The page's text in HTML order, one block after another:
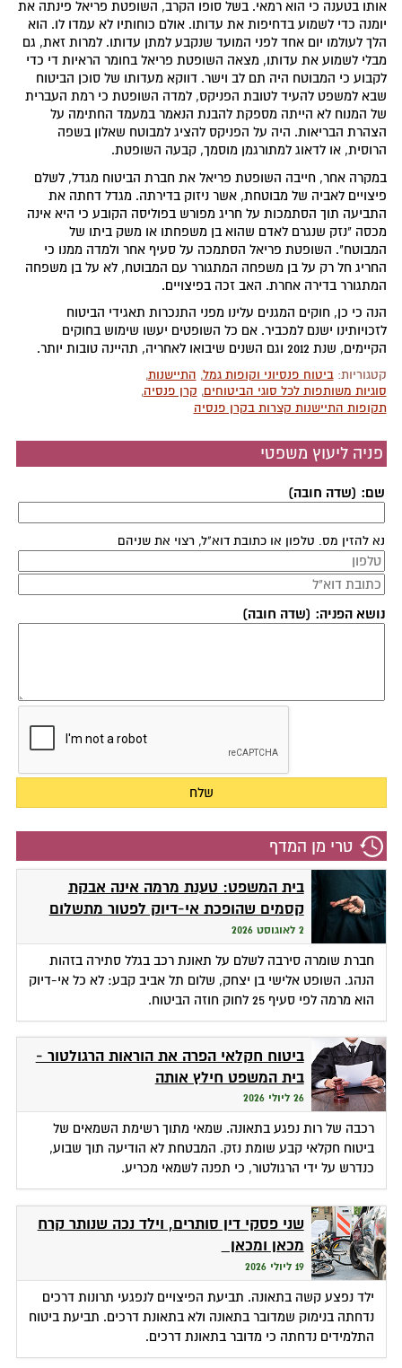
אותו בטענה כי הוא רמאי. בשל סופו הקרב, השופטת פריאל פינתה את
יומנה כדי לשמוע בדחיפות את עדותו. אולם כוחותיו לא עמדו לו. הוא
הלך לעולמו יום אחד לפני המועד שנקבע למתן עדותו. למרות זאת, גם
מבלי לשמוע את עדותו, מצאה השופטת פריאל בחומר הראיות די כדי
לקבוע כי המבוטח היה תם לב וישר. דווקא מעדותו של סוכן הביטוח
שבא למשפט להעיד לטובת הפניקס, למדה השופטת כי רמת העברית
של המנוח לא הייתה מספקת להבנת הנאמר במעמד החתימה על
הצהרת הבריאות. היה על הפניקס להציג למבוטח שאלון בשפה
הרוסית, או לדאוג למתורגמן מוסמך, קבעה השופטת.
במקרה אחר, חייבה השופטת פריאל את חברת הביטוח מגדל, לשלם
פיצויים לאביה של מבוטחת, אשר ניזוק בדירתה. מגדל דחתה את
התביעה תוך הסתמכות על חריג מפורש בפוליסה הקובע כי היא אינה
מכסה "נזק שנגרם לאדם שהוא בן משפחתו או משק ביתו של
המבוטח". השופטת פריאל הסתמכה על סעיף אחר ולמדה ממנו כי
החריג חל רק על בן משפחה המתגורר עם המבוטח, לא על בן משפחה
המתגורר בדירה אחרת. האב זכה בפיצויים.
הנה כי כן, חוקים המגנים עלינו מפני התנכרות תאגידי הביטוח
לזכויותינו ישנם למכביר. אם כל השופטים יעשו שימוש בחוקים
הקיימים, שנת 2012 וגם השנים שיבואו לאחריה, תהיינה טובות יותר.
קטגוריות:ביטוח פנסיוני וקופות גמל, התיישנות,
סוגיות משותפות לכל סוגי הביטוחים, קרן פנסיה,
תקופות התיישנות קצרות בקרן פנסיה
פניה ליעוץ משפטי
שם: (שדה חובה)
נא להזין מס. טלפון או כתובת דוא"ל, רצוי את שניהם
נושא הפניה: (שדה חובה)
טרי מן המדף
בית המשפט: טענת מרמה אינה אבקת
קסמים שהופכת אי-דיוק לפטור מתשלום
2 לאוגוסט 2026
חברת שומרה סירבה לשלם על תאונת רכב בגלל סתירה בזהות
הנהג. השופט אלישי בן יצחק, שלום תל אביב קבע: לא כל אי-דיוק
הוא מרמה לפי סעיף 25 לחוק חוזה הביטוח.
ביטוח חקלאי הפרה את הוראות הרגולטור -
בית המשפט חילץ אותה
26 ליולי 2026
רכבה של רות נפגע בתאונה. שמאי מתוך רשימת השמאים של
ביטוח חקלאי קבע שומת נזק. המבטחת לא הודיעה תוך שבוע,
כנדרש על ידי הרגולטור, כי תפנה לשמאי מכריע.
שני פסקי דין סותרים, וילד נכה שנותר קרח
מכאן ומכאן
19 ליולי 2026
ילד נפצע קשה בתאונה. תביעת הפיצויים לנפגעי תרונות דרכים
נדחתה בנימוק שמדובר בתאונה ולא בתאונת דרכים. תביעת ביטוח
התלמידים נדחתה כי מדובר בתאונת דרכים.